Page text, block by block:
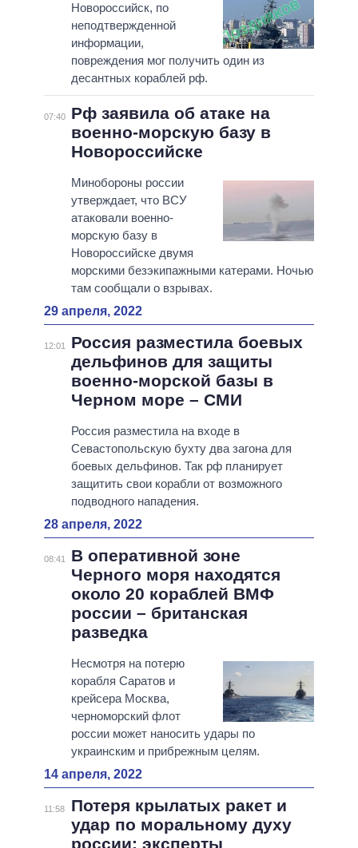
Новороссийск, по
неподтвержденной
информации,
повреждения мог получить один из
десантных кораблей рф.
07:40
Рф заявила об атаке на
военно-морскую базу в
Новороссийске
Минобороны россии
утверждает, что ВСУ
атаковали военно-
морскую базу в
Новороссийске двумя
морскими безэкипажными катерами. Ночью
там сообщали о взрывах.
29 апреля, 2022
12:01
Россия разместила боевых
дельфинов для защиты
военно-морской базы в
Черном море – СМИ
Россия разместила на входе в
Севастопольскую бухту два загона для
боевых дельфинов. Так рф планирует
защитить свои корабли от возможного
подводного нападения.
28 апреля, 2022
08:41
В оперативной зоне
Черного моря находятся
около 20 кораблей ВМФ
россии – британская
разведка
Несмотря на потерю
корабля Саратов и
крейсера Москва,
черноморский флот
россии может наносить удары по
украинским и прибрежным целям.
14 апреля, 2022
11:58
Потеря крылатых ракет и
удар по моральному духу
россии: эксперты